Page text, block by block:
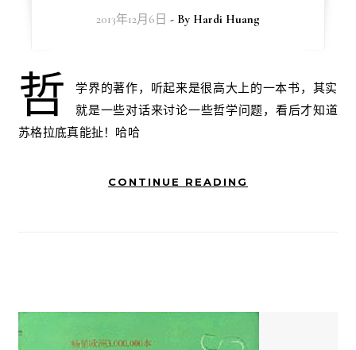
2013年12月6日 - By Hardi Huang
哲
学界的著作，听起来是很高大上的一本书，其实
就是一些对话来讨论一些哲学问题，看后才知道
苏格拉底真能扯！哈哈
CONTINUE READING